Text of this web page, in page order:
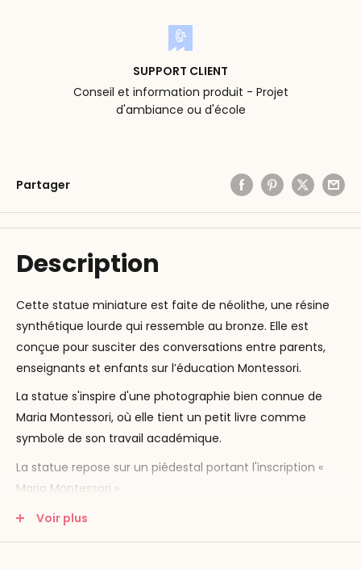
SUPPORT CLIENT
Conseil et information produit - Projet
d'ambiance ou d'école
Partager
Description
Cette statue miniature est faite de néolithe, une résine
synthétique lourde qui ressemble au bronze. Elle est
conçue pour susciter des conversations entre parents,
enseignants et enfants sur l’éducation Montessori.
La statue s'inspire d'une photographie bien connue de
Maria Montessori, où elle tient un petit livre comme
symbole de son travail académique.
La statue repose sur un piédestal portant l'inscription «
Maria Montessori ».
Hauteur : 15 cm.
Diamètre du socle : 5,5 cm.
Voir plus